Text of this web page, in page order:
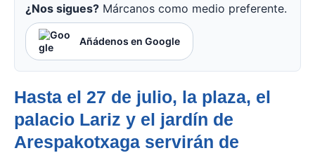
¿Nos sigues? Márcanos como medio preferente.
Añádenos en Google
Hasta el 27 de julio, la plaza, el
palacio Lariz y el jardín de
Arespakotxaga servirán de